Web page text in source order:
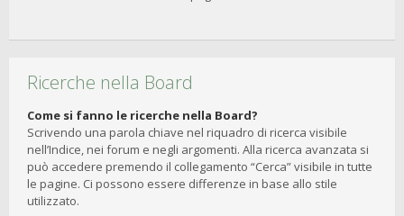
Ricerche nella Board
Come si fanno le ricerche nella Board?
Scrivendo una parola chiave nel riquadro di ricerca visibile
nell’Indice, nei forum e negli argomenti. Alla ricerca avanzata si
può accedere premendo il collegamento “Cerca” visibile in tutte
le pagine. Ci possono essere differenze in base allo stile
utilizzato.